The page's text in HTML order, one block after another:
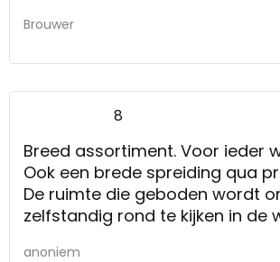
Brouwer
8
Breed assortiment. Voor ieder
Ook een brede spreiding qua
De ruimte die geboden wordt
zelfstandig rond te kijken in de
anoniem